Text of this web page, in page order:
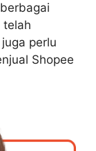
telah
perlu
Shopee